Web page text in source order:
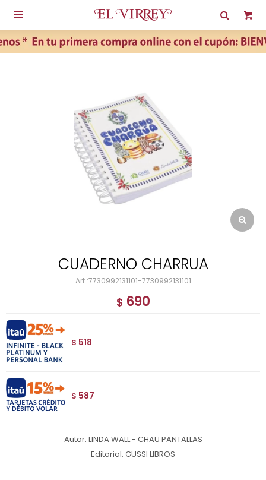

CUADERNO CHARRUA
7730992131101-7730992131101
$ 690
$ 518
$ 587
Autor: LINDA WALL - CHAU PANTALLAS
Editorial: GUSSI LIBROS